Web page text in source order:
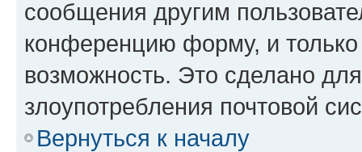
сообщения другим
конференцию форму, и
возможность. Это сделано
злоупотребления почтовой
Вернуться к началу